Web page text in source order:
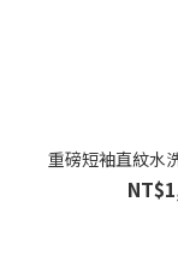
重磅短袖直紋水